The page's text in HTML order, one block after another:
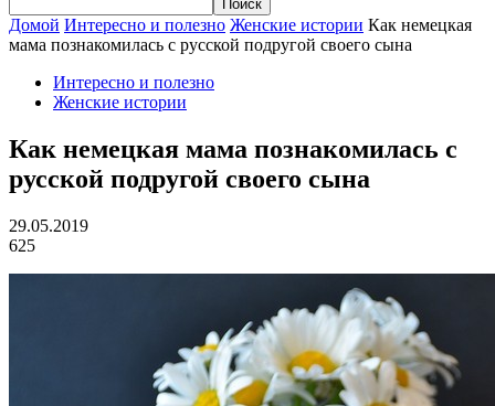
Домой Интересно и полезно Женские истории Как немецкая
мама познакомилась с русской подругой своего сына
Интересно и полезно
Женские истории
Как немецкая мама познакомилась с
русской подругой своего сына
29.05.2019
625